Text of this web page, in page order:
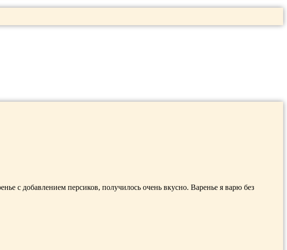
с добавлением персиков, получилось очень вкусно. Варенье я варю без